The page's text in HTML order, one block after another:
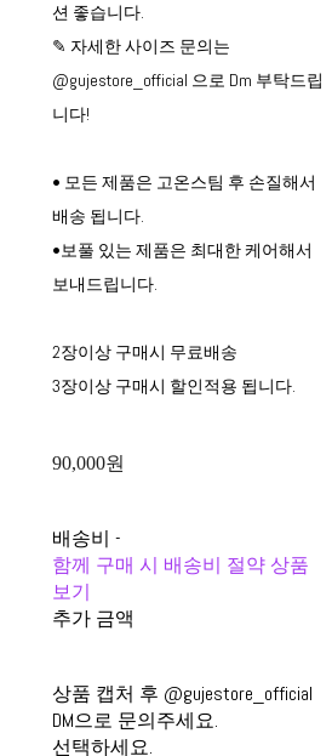
션 좋습니다.
✎ 자세한 사이즈 문의는
@gujestore_official 으로 Dm 부탁드립
니다!
• 모든 제품은 고온스팀 후 손질해서
배송 됩니다.
•보풀 있는 제품은 최대한 케어해서
보내드립니다.
2장이상 구매시 무료배송
3장이상 구매시 할인적용 됩니다.
90,000원
배송비 -
함께 구매 시 배송비 절약 상품
보기
추가 금액
상품 캡처 후 @gujestore_official
DM으로 문의주세요.
선택하세요.